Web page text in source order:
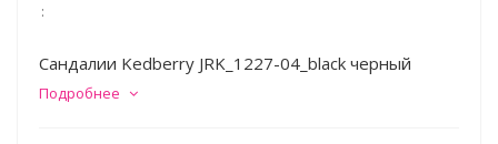
:
Сандалии Kedberry JRK_1227-04_black черный
Подробнее